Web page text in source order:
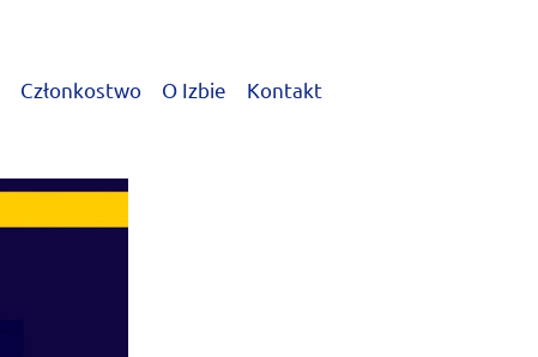
Członkostwo O Izbie Kontakt